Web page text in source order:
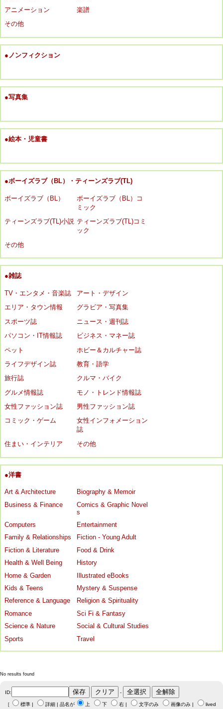
アニメーション
楽譜
その他
●ノンフィクション
●写真集
●絵本・児童書
●ボーイズラブ（BL）・ティーンズラブ(TL)
ボーイズラブ（BL）
ボーイズラブ（BL）コ
ミック
ティーンズラブ(TL)小説 ティーンズラブ(TL)コミ
ック
その他
●雑誌
TV・エンタメ・音楽誌
アート・デザイン
エリア・タウン情報
グラビア・写真集
スポーツ誌
ニュース・週刊誌
パソコン・IT情報誌
ビジネス・マネー誌
ペット
ホビー＆カルチャー誌
ライフデザイン誌
教育・語学
旅行誌
クルマ・バイク
グルメ情報誌
モノ・トレンド情報誌
女性ファッション誌
男性ファッション誌
コミック・ゲーム
女性インフォメーション
誌
住まい・インテリア
その他
●洋書
Art & Architecture
Biography & Memoir
Business & Finance
Comics & Graphic Novel
s
Computers
Entertainment
Family & Relationships
Fiction - Young Adult
Fiction & Literature
Food & Drink
Health & Well Being
History
Home & Garden
Illustrated eBooks
Kids & Teens
Mystery & Suspense
Reference & Language
Religion & Spirituality
Romance
Sci Fi & Fantasy
Science & Nature
Social & Cultural Studies
Sports
Travel
No results found
ID: -
［ 標準 詳細 | 品名が 上 下 右 文字のみ 画像のみ lived